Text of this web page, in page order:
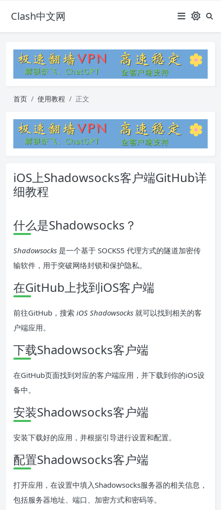
Clash中文网
首页 使用教程 正文
iOS上Shadowsocks客户端GitHub详
细教程
什么是Shadowsocks？
Shadowsocks 是一个基于 SOCKS5 代理方式的隧道加密传
输软件，用于突破网络封锁和保护隐私。
在GitHub上找到iOS客户端
前往GitHub，搜索 iOS Shadowsocks 就可以找到相关的客
户端应用。
下载Shadowsocks客户端
在GitHub页面找到对应的客户端应用，并下载到你的iOS设
备中。
安装Shadowsocks客户端
安装下载好的应用，并根据引导进行设置和配置。
配置Shadowsocks客户端
打开应用，在设置中填入Shadowsocks服务器的相关信息，
包括服务器地址、端口、加密方式和密码等。